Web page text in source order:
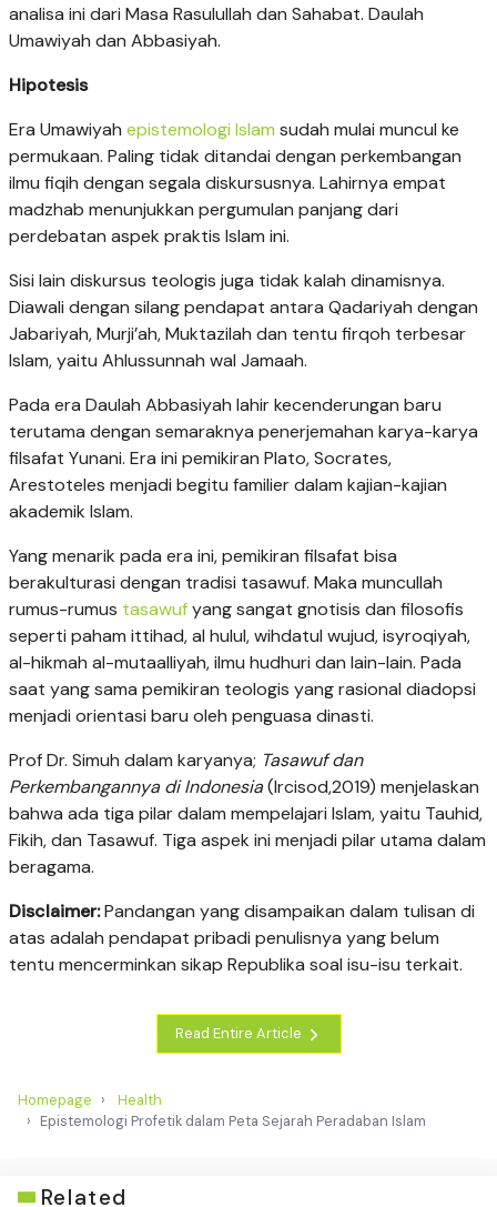
analisa ini dari Masa Rasulullah dan Sahabat. Daulah
Umawiyah dan Abbasiyah.
Hipotesis
Era Umawiyah epistemologi Islam sudah mulai muncul ke
permukaan. Paling tidak ditandai dengan perkembangan
ilmu fiqih dengan segala diskursusnya. Lahirnya empat
madzhab menunjukkan pergumulan panjang dari
perdebatan aspek praktis Islam ini.
Sisi lain diskursus teologis juga tidak kalah dinamisnya.
Diawali dengan silang pendapat antara Qadariyah dengan
Jabariyah, Murji’ah, Muktazilah dan tentu firqoh terbesar
Islam, yaitu Ahlussunnah wal Jamaah.
Pada era Daulah Abbasiyah lahir kecenderungan baru
terutama dengan semaraknya penerjemahan karya-karya
filsafat Yunani. Era ini pemikiran Plato, Socrates,
Arestoteles menjadi begitu familier dalam kajian-kajian
akademik Islam.
Yang menarik pada era ini, pemikiran filsafat bisa
berakulturasi dengan tradisi tasawuf. Maka muncullah
rumus-rumus tasawufyang sangat gnotisis dan filosofis
seperti paham ittihad, al hulul, wihdatul wujud, isyroqiyah,
al-hikmah al-mutaalliyah, ilmu hudhuri dan lain-lain. Pada
saat yang sama pemikiran teologis yang rasional diadopsi
menjadi orientasi baru oleh penguasa dinasti.
Prof Dr. Simuh dalam karyanya; Tasawuf dan
Perkembangannya di Indonesia(Ircisod,2019) menjelaskan
bahwa ada tiga pilar dalam mempelajari Islam, yaitu Tauhid,
Fikih, dan Tasawuf. Tiga aspek ini menjadi pilar utama dalam
beragama.
Disclaimer:Pandangan yang disampaikan dalam tulisan di
atas adalah pendapat pribadi penulisnya yang belum
tentu mencerminkan sikap Republika soal isu-isu terkait.
Read Entire Article
Homepage
Health
Epistemologi Profetik dalam Peta Sejarah Peradaban Islam
Related